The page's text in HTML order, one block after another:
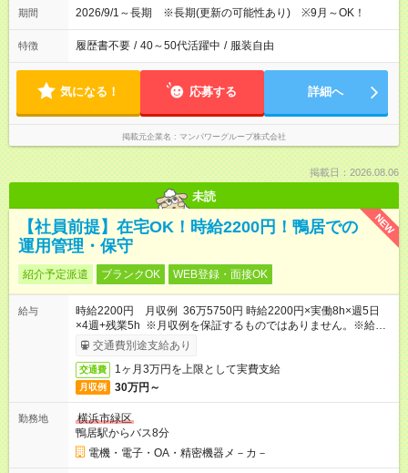
期間 2026/9/1～長期 ※長期(更新の可能性あり) ※9月～OK！
特徴 履歴書不要 / 40～50代活躍中 / 服装自由
気になる！ 応募する 詳細へ
掲載元企業名 マンパワーグループ株式会社
掲載日：2026.08.06
未読
NEW
【社員前提】在宅OK！時給2200円！鴨居での
運用管理・保守
紹介予定派遣 ブランクOK WEB登録・面接OK
給与
時給2200円 月収例 36万5750円 時給2200円×実働8h×週5日
×4週+残業5h ※月収例を保証するものではありません。※給与
即受取りサービス利用可（利用条件有）
交通費別途支給あり
交通費 1ヶ月3万円を上限として実費支給
月収例 30万円～
勤務地
横浜市緑区
鴨居駅からバス8分
電機・電子・OA・精密機器メ－カ－